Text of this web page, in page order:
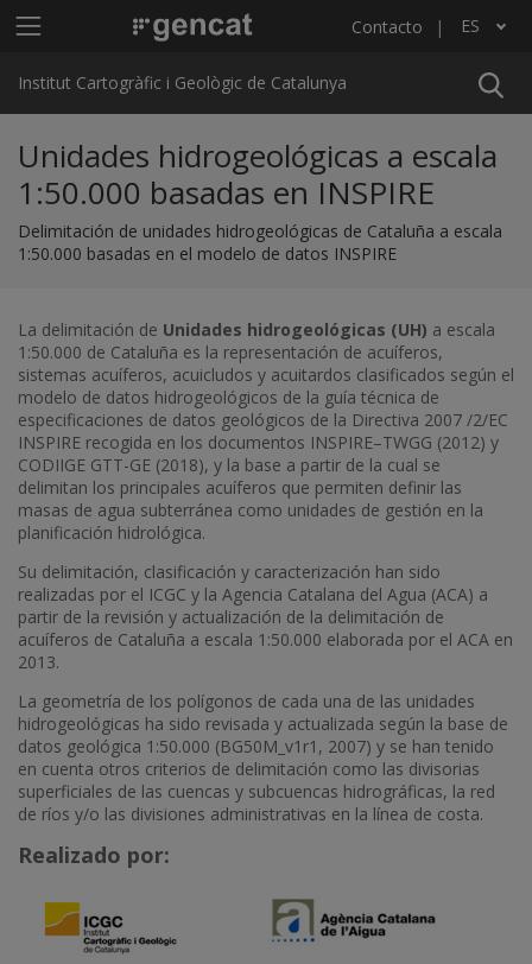
Menú principal ICGC Contacto ES
Lista adicional de acciones
Institut Cartogràfic i Geològic de Catalunya
Unidades hidrogeológicas a escala
1:50.000 basadas en INSPIRE
Delimitación de unidades hidrogeológicas de Cataluña a escala
1:50.000 basadas en el modelo de datos INSPIRE
La delimitación de Unidades hidrogeológicas (UH) a escala
1:50.000 de Cataluña es la representación de acuíferos,
sistemas acuíferos, acuicludos y acuitardos clasificados según el
modelo de datos hidrogeológicos de la guía técnica de
especificaciones de datos geológicos de la Directiva 2007 /2/EC
INSPIRE recogida en los documentos INSPIRE–TWGG (2012) y
CODIIGE GTT-GE (2018), y la base a partir de la cual se
delimitan los principales acuíferos que permiten definir las
masas de agua subterránea como unidades de gestión en la
planificación hidrológica.
Su delimitación, clasificación y caracterización han sido
realizadas por el ICGC y la Agencia Catalana del Agua (ACA) a
partir de la revisión y actualización de la delimitación de
acuíferos de Cataluña a escala 1:50.000 elaborada por el ACA en
2013.
La geometría de los polígonos de cada una de las unidades
hidrogeológicas ha sido revisada y actualizada según la base de
datos geológica 1:50.000 (BG50M_v1r1, 2007) y se han tenido
en cuenta otros criterios de delimitación como las divisorias
superficiales de las cuencas y subcuencas hidrográficas, la red
de ríos y/o las divisiones administrativas en la línea de costa.
Realizado por: